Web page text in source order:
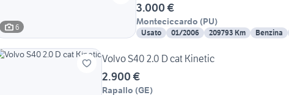
6
3.000 €
Monteciccardo (PU)
Usato 01/2006 209793 Km Benzina
Volvo S40 2.0 D cat Kinetic
2.900 €
Rapallo (GE)